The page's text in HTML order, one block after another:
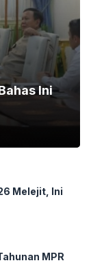
Ini
Melejit, Ini
MPR